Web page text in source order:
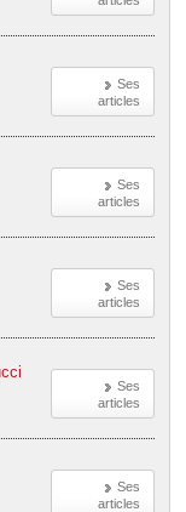
Ses
articles
Ses
articles
Ses
articles
Ses
articles
Ses
articles